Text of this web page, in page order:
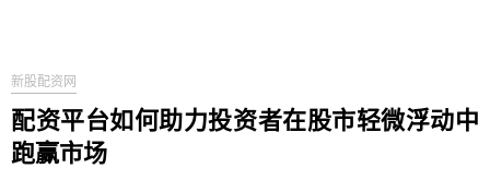
新股配资网
配资平台如何助力投资者在股市轻微浮动中
跑赢市场